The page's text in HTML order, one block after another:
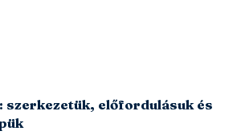
szerkezetük, előfordulásuk és